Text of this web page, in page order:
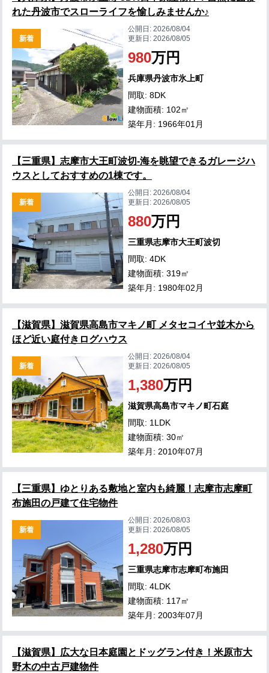
れた丹波市でスローライフを愉しみませんか♪
新着
公開日:2026/08/04
更新日:2026/08/05
980万円
兵庫県丹波市氷上町
間取: 8DK
建物面積: 102㎡
築年月: 1966年01月
【三重県】志摩市大王町波切-海を眺望できるガレージハ
ウスとしておすすめの1棟です。
新着
公開日:2026/08/04
更新日:2026/08/05
880万円
三重県志摩市大王町波切
間取: 4DK
建物面積: 319㎡
築年月: 1980年02月
【滋賀県】滋賀県高島市マキノ町 メタセコイヤ並木から
ほど近い庭付きログハウス
新着
公開日:2026/08/04
更新日:2026/08/05
1,380万円
滋賀県高島市マキノ町石庭
間取: 1LDK
建物面積: 30㎡
築年月: 2010年07月
【三重県】ゆとりある敷地と室内も綺麗！志摩市志摩町
布施田の戸建て住宅物件
新着
公開日:2026/08/03
更新日:2026/08/05
1,280万円
三重県志摩市志摩町布施田
間取: 4LDK
建物面積: 117㎡
築年月: 2003年07月
【滋賀県】広大な日本庭園とドッグラン付き！米原市大
野木の中古戸建物件